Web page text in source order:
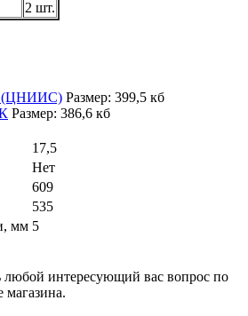
2 шт.
(ЦНИИС) Размер: 399,5 кб
Размер: 386,6 кб
17,5
Нет
609
535
мм 5
любой интересующий вас вопрос по
магазина.